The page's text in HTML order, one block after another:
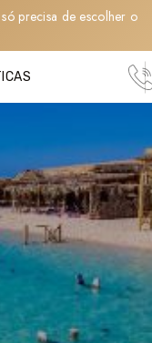
precisa de escolher o